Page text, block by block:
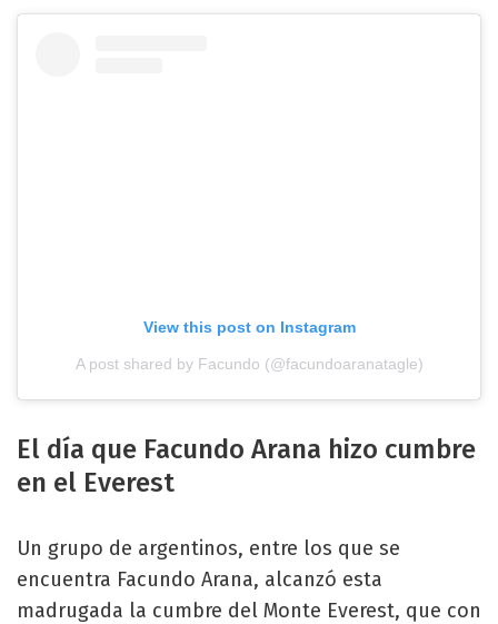
View this post on Instagram
A post shared by Facundo (@facundoaranatagle)
El día que Facundo Arana hizo cumbre
en el Everest
Un grupo de argentinos, entre los que se
encuentra Facundo Arana, alcanzó esta
madrugada la cumbre del Monte Everest, que con